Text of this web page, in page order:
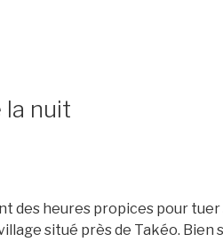
la nuit
des heures propices pour
situé près de Takéo. Bien